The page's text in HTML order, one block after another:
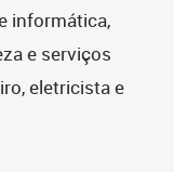
informática,
e serviços
eletricista e